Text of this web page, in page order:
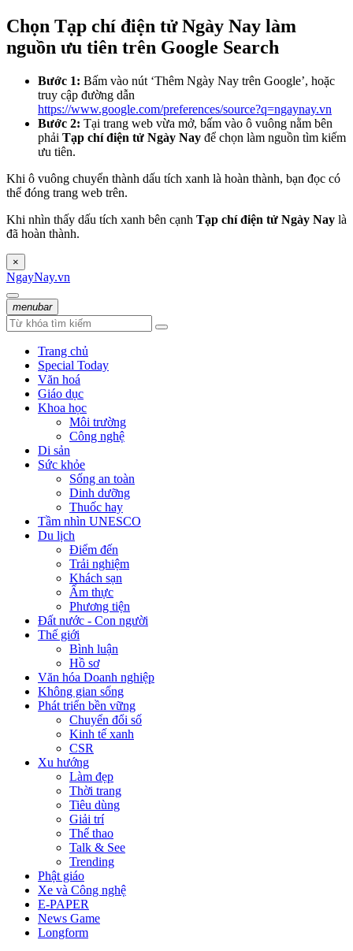
Chọn Tạp chí điện tử Ngày Nay làm
nguồn ưu tiên trên Google Search
Bước 1: Bấm vào nút ‘Thêm Ngày Nay trên Google’, hoặc
truy cập đường dẫn
https://www.google.com/preferences/source?q=ngaynay.vn
Bước 2: Tại trang web vừa mở, bấm vào ô vuông nằm bên
phải Tạp chí điện tử Ngày Nay để chọn làm nguồn tìm kiếm
ưu tiên.
Khi ô vuông chuyển thành dấu tích xanh là hoàn thành, bạn đọc có
thể đóng trang web trên.
Khi nhìn thấy dấu tích xanh bên cạnh Tạp chí điện tử Ngày Nay là
đã hoàn thành.
×
NgayNay.vn
menubar
Trang chủ
Special Today
Văn hoá
Giáo dục
Khoa học
Môi trường
Công nghệ
Di sản
Sức khỏe
Sống an toàn
Dinh dưỡng
Thuốc hay
Tầm nhìn UNESCO
Du lịch
Điểm đến
Trải nghiệm
Khách sạn
Ẩm thực
Phương tiện
Đất nước - Con người
Thế giới
Bình luận
Hồ sơ
Văn hóa Doanh nghiệp
Không gian sống
Phát triển bền vững
Chuyển đổi số
Kinh tế xanh
CSR
Xu hướng
Làm đẹp
Thời trang
Tiêu dùng
Giải trí
Thể thao
Talk & See
Trending
Phật giáo
Xe và Công nghệ
E-PAPER
News Game
Longform